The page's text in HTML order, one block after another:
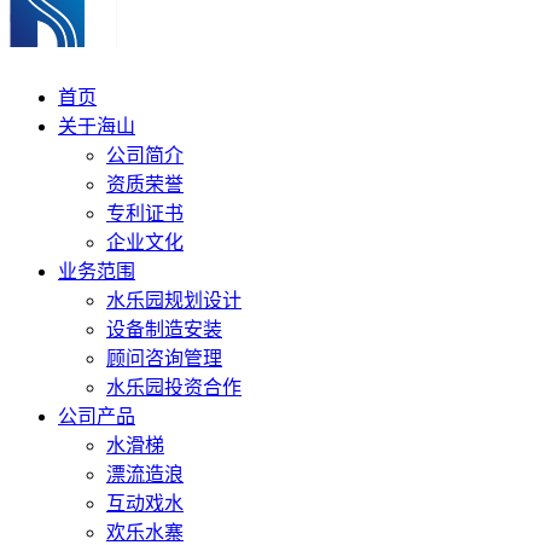
首页
关于海山
公司简介
资质荣誉
专利证书
企业文化
业务范围
水乐园规划设计
设备制造安装
顾问咨询管理
水乐园投资合作
公司产品
水滑梯
漂流造浪
互动戏水
欢乐水寨